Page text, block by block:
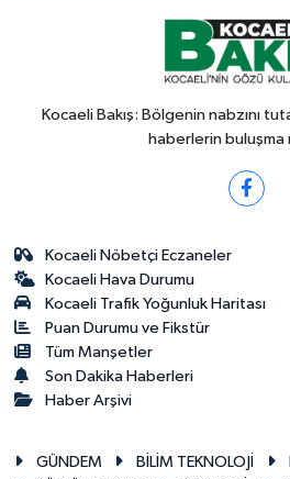
Kocaeli Bakış: Bölgenin nabzını
haberlerin buluşma
Kocaeli Nöbetçi Eczaneler
Kocaeli Hava Durumu
Kocaeli Trafik Yoğunluk Haritası
Puan Durumu ve Fikstür
Tüm Manşetler
Son Dakika Haberleri
Haber Arşivi
GÜNDEM BİLİM TEKNOLOJİ